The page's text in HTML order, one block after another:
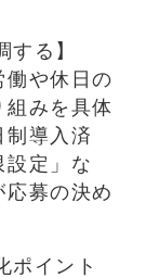
する】
働や休日の
組みを具体
制導入済
設定」な
応募の決め
ポイント